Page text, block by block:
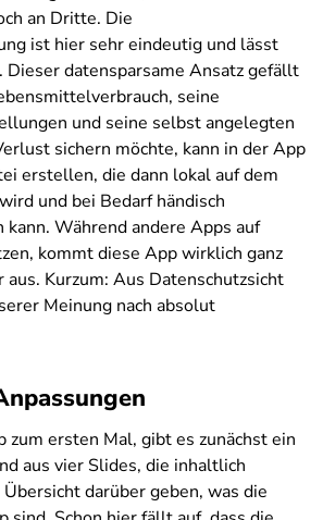
an Dritte. Die
ist hier sehr eindeutig und lässt
Dieser datensparsame Ansatz gefällt
seine
und seine selbst angelegten
sichern möchte, kann in der App
erstellen, die dann lokal auf dem
und bei Bedarf händisch
Während andere Apps auf
kommt diese App wirklich ganz
Kurzum: Aus Datenschutzsicht
Meinung nach absolut
zum ersten Mal, gibt es zunächst ein
aus vier Slides, die inhaltlich
darüber geben, was die